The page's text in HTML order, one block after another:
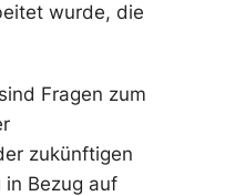
wurde, die
Fragen zum
zukünftigen
in Bezug auf